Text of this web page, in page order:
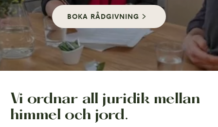
BOKA RÅDGIVNING
Vi ordnar all juridik mellan
himmel och jord.